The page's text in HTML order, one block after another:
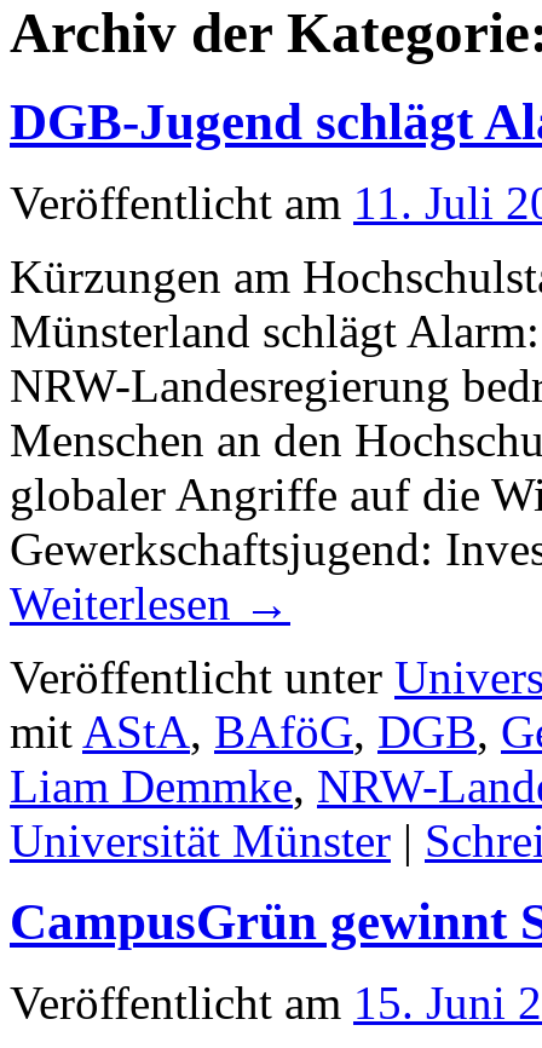
Archiv der
DGB-Jugend schlägt
Veröffentlicht am 11. Juli
Kürzungen am
Münsterland schlägt
NRW-Landesregierung
Menschen an den
globaler Angriffe auf die
Gewerkschaftsjugend:
Weiterlesen →
Veröffentlicht unter
mit AStA, BAföG, DGB,
Liam Demmke, NRW-
Universität Münster |
CampusGrün gewinnt
Veröffentlicht am 15. Juni